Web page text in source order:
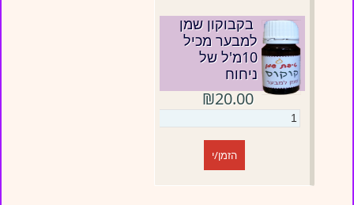
בקבוקון שמן
למבער מכיל
10מ'ל של
ניחוח
₪20.00
הזמן/י